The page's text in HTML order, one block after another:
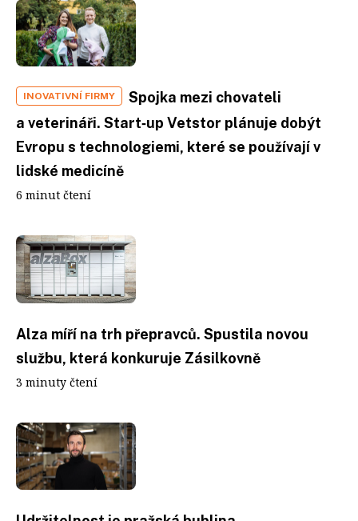
INOVATIVNÍ FIRMY
Spojka mezi chovateli
a veterináři. Start‑up Vetstor plánuje dobýt
Evropu s technologiemi, které se používají v
lidské medicíně
6 minut čtení
Alza míří na trh přepravců. Spustila novou
službu, která konkuruje Zásilkovně
3 minuty čtení